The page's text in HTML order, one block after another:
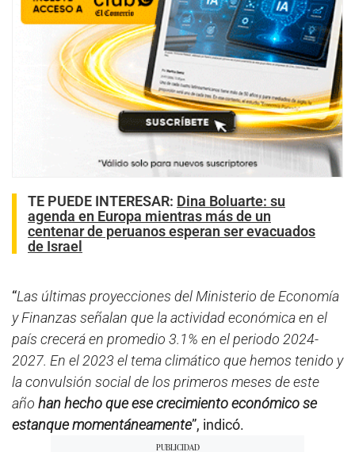
TE PUEDE INTERESAR: Dina Boluarte: su
agenda en Europa mientras más de un
centenar de peruanos esperan ser evacuados
de Israel
“Las últimas proyecciones del Ministerio de Economía
y Finanzas señalan que la actividad económica en el
país crecerá en promedio 3.1% en el periodo 2024-
2027. En el 2023 el tema climático que hemos tenido y
la convulsión social de los primeros meses de este
año han hecho que ese crecimiento económico se
estanque momentáneamente”, indicó.